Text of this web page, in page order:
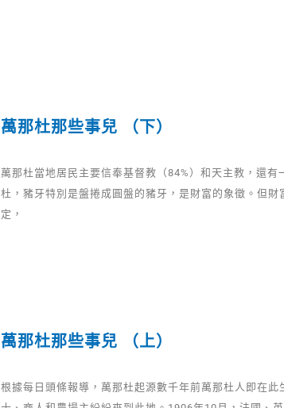
萬那杜那些事兒 （下）
萬那杜當地居民主要信奉基督教（84%）和天主教，還
杜，豬牙特別是盤捲成圓盤的豬牙，是財富的象徵。但財
定，
萬那杜那些事兒 （上）
根據每日頭條報導，萬那杜起源數千年前萬那杜人即在